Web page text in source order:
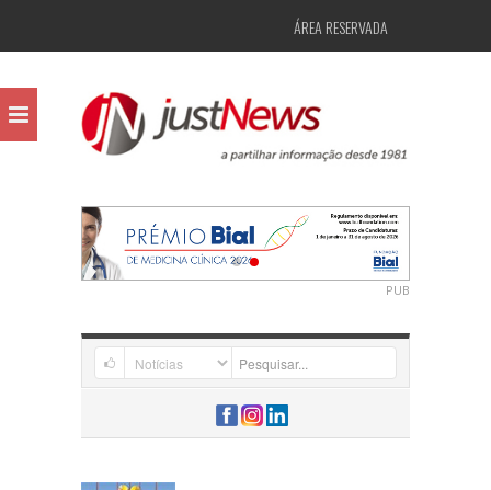
ÁREA RESERVADA
PUB